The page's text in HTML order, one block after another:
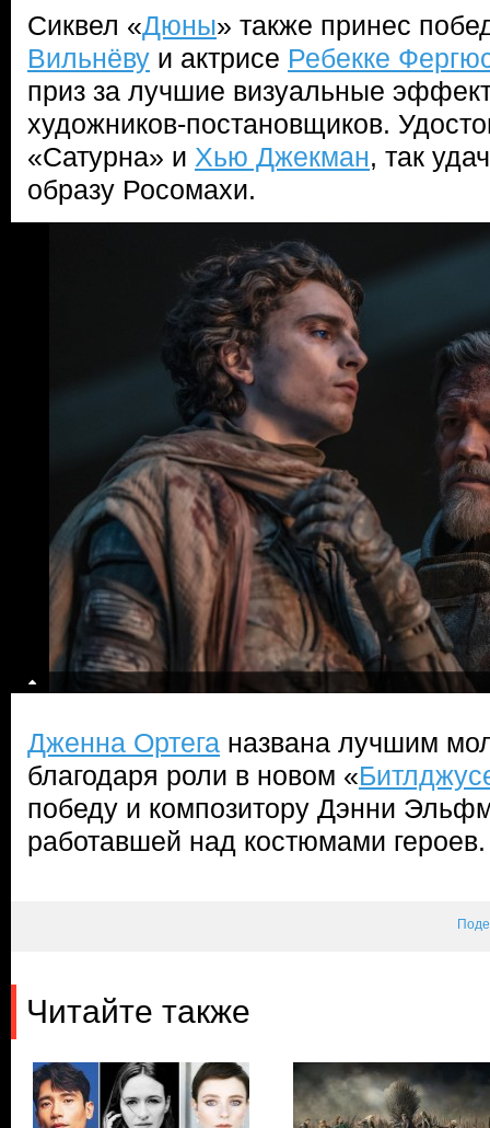
Сиквел «Дюны» также принес
Вильнёву и актрисе Ребекке
приз за лучшие визуальные
художников-постановщиков.
«Сатурна» и Хью Джекман, так
образу Росомахи.
Дженна Ортега названа лучшим
благодаря роли в новом «
победу и композитору Дэнни
работавшей над костюмами героев.
Читайте также